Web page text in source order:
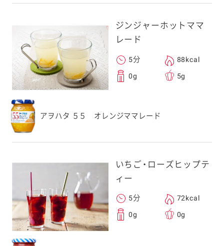
ジンジャーホットママ
レード
5分 88kcal
0g 5g
アヲハタ ５５ オレンジママレード
いちご・ローズヒップテ
ィー
5分 72kcal
0g 0g